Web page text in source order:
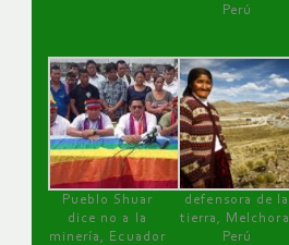
Perú
Pueblo Shuar
dice no a la
minería, Ecuador
defensora de la
tierra, Melchora,
Perú